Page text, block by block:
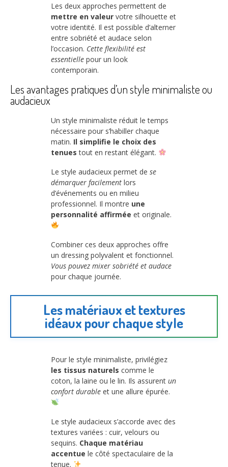
Les deux approches permettent de
mettre en valeur votre silhouette et
votre identité. Il est possible d’alterner
entre sobriété et audace selon
l’occasion. Cette flexibilité est
essentielle pour un look
contemporain.
Les avantages pratiques d’un style minimaliste ou
audacieux
Un style minimaliste réduit le temps
nécessaire pour s’habiller chaque
matin. Il simplifie le choix des
tenues tout en restant élégant.
Le style audacieux permet de se
démarquer facilement lors
d’événements ou en milieu
professionnel. Il montre une
personnalité affirmée et originale.
Combiner ces deux approches offre
un dressing polyvalent et fonctionnel.
Vous pouvez mixer sobriété et audace
pour chaque journée.
Les matériaux et textures
idéaux pour chaque style
Pour le style minimaliste, privilégiez
les tissus naturels comme le
coton, la laine ou le lin. Ils assurent un
confort durable et une allure épurée.
Le style audacieux s’accorde avec des
textures variées : cuir, velours ou
sequins. Chaque matériau
accentue le côté spectaculaire de la
tenue.